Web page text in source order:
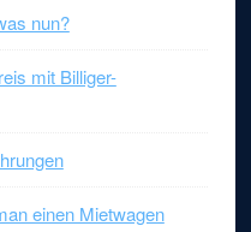
nun?
mit Billiger-
einen Mietwagen